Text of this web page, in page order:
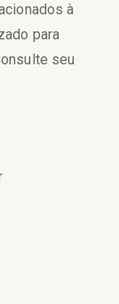
à
para
seu